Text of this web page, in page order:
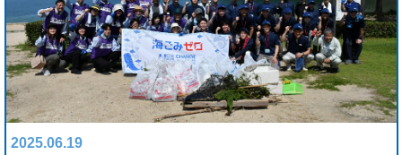
2025.06.19